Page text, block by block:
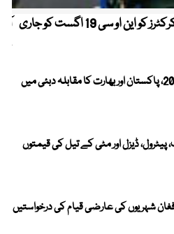
کیریبین پریمیئر لیگ ، قومی کرکٹرز کو این او سی 19 اگست کو جاری
ویمنز ایشیا کپ 2026، پاکستان اور بھارت کا مقابلہ دبئی میں
پیٹرول، ڈیزل اور مٹی کے تیل کی قیمتوں
شہریوں کی عارضی قیام کی درخواستیں